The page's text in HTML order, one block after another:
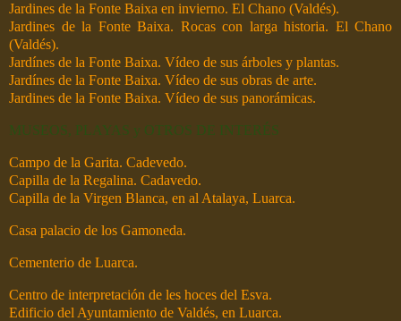
Jardines de la Fonte Baixa en invierno. El Chano (Valdés).
Jardines de la Fonte Baixa. Rocas con larga historia. El Chano
(Valdés).
Jardínes de la Fonte Baixa. Vídeo de sus árboles y plantas.
Jardínes de la Fonte Baixa. Vídeo de sus obras de arte.
Jardines de la Fonte Baixa. Vídeo de sus panorámicas.
MUSEOS, PLAYAS y OTROS DE INTERÉS
Campo de la Garita. Cadevedo.
Capilla de la Regalina. Cadavedo.
Capilla de la Virgen Blanca, en al Atalaya, Luarca.
Casa palacio de los Gamoneda.
Cementerio de Luarca.
Centro de interpretación de les hoces del Esva.
Edificio del Ayuntamiento de Valdés, en Luarca.